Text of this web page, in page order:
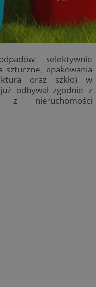
selektywnie
opakowania
oraz szkło) w
odbywał zgodnie z
z nieruchomości